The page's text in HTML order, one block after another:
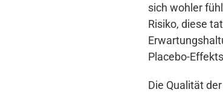
sich wohler
Risiko, diese
Placebo-
Die Qualität